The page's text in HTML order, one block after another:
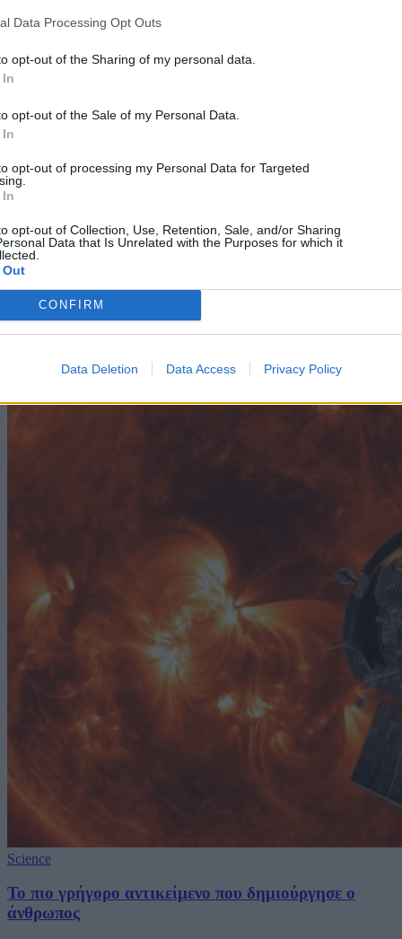
Data Processing Opt Outs
opt-out of the Sharing of my personal data.
opt-out of the Sale of my Personal Data.
opt-out of processing my Personal Data for Targeted
opt-out of Collection, Use, Retention, Sale, and/or Sharing
Data that Is Unrelated with the Purposes for which it
CONFIRM
Data Deletion Data Access Privacy Policy
Technology
H ΕΕ ανάγκασε την Apple να συμμορφωθεί!
Έρχεται συνεργασία iPhone και Windows
Science
Το πιο γρήγορο αντικείμενο που δημιούργησε ο
άνθρωπος